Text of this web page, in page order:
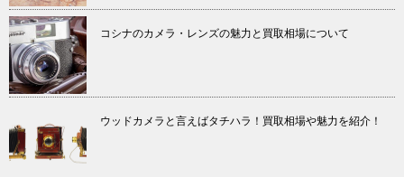
コシナのカメラ・レンズの魅力と買取相場について
ウッドカメラと言えばタチハラ！買取相場や魅力を紹介！